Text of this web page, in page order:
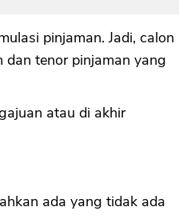
pinjaman. Jadi, calon
dan tenor pinjaman yang
atau di akhir
ada yang tidak ada
OK
CANCEL